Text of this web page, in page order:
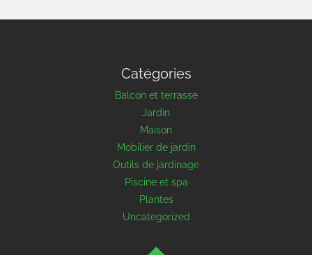
Catégories
Balcon et terrasse
Jardin
Maison
Mobilier de jardin
Outils de jardinage
Piscine et spa
Plantes
Uncategorized